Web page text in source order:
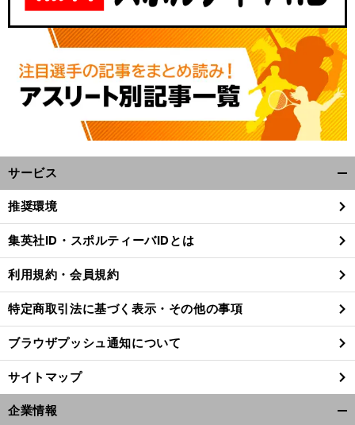
前
サービス
閉
る
推奨環境
集英社ID・スポルティーバIDとは
利用規約・会員規約
特定商取引法に基づく表示・その他の事項
ブラウザプッシュ通知について
サイトマップ
企業情報